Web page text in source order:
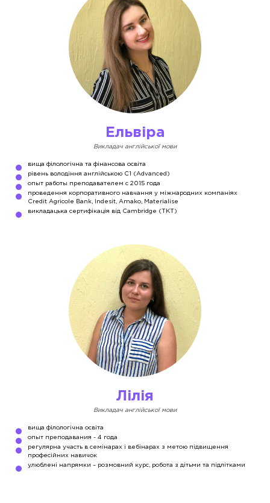
Ельвіра
Викладач англійської мови
вища філологічна та фінансова освіта
рівень володіння англійською С1 (Advanced)
опыт работы преподавателем с 2015 года
проведення корпоративного навчання у міжнародних компаніях
Credit Agricole Bank, Indesit, Amako, Materialise
викладацька сертифікація від Cambridge (TKT)
Лілія
Викладач англійської мови
вища філологічна освіта
опыт преподавания - 4 года
регулярна участь в семінарах і вебінарах з метою підвищення
професійних навичок
улюблені напрямки – розмовний курс, робота з дітьми та підлітками